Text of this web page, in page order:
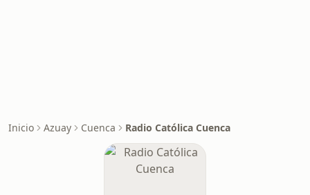
Inicio Azuay Cuenca Radio Católica Cuenca